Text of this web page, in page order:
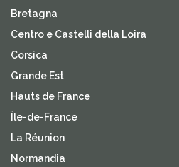
Bretagna
Centro e Castelli della Loira
Corsica
Grande Est
Hauts de France
Île-de-France
La Réunion
Normandia